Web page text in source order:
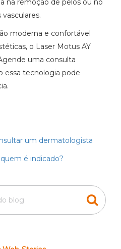
na remoção de pelos ou no
moderna e confortável
o Laser Motus AY
uma consulta
essa tecnologia pode
um dermatologista
é indicado?